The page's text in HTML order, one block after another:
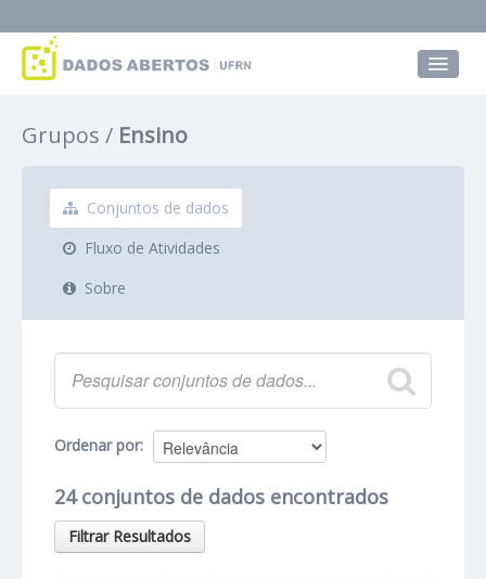
Grupos
Sobre
Grupos Ensino
Conjuntos de dados
Fluxo de Atividades
Sobre
Ordenar por
24 conjuntos de dados encontrados
Filtrar Resultados